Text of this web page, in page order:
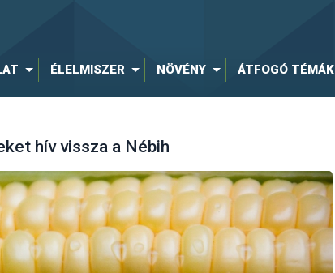
ÉLELMISZER NÖVÉNY ÁTFOGÓ TÉMÁK
hív vissza a Nébih